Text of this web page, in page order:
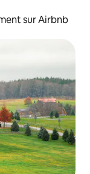
sur Airbnb